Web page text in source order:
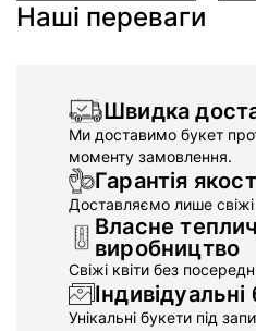
Наші переваги
Швидка
Ми доставимо букет
моменту замовлення.
Гарантія
Доставляємо лише свіжі
Власне
виробництво
Свіжі квіти без
Унікальні букети під